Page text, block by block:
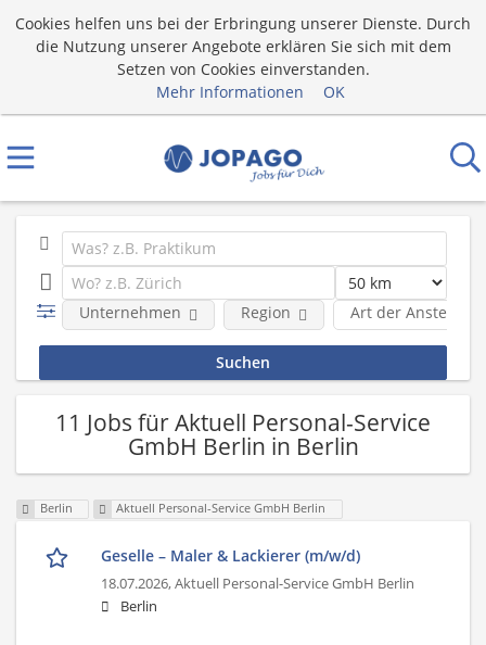
Cookies helfen uns bei der Erbringung unserer Dienste. Durch
die Nutzung unserer Angebote erklären Sie sich mit dem
Setzen von Cookies einverstanden.
Mehr Informationen
OK
Art der Anstellung
Unternehmen Region
11 Jobs für Aktuell Personal-Service
GmbH Berlin in Berlin
Berlin Aktuell Personal-Service GmbH Berlin
Geselle – Maler & Lackierer (m/w/d)
18.07.2026,Aktuell Personal-Service GmbH Berlin
Berlin